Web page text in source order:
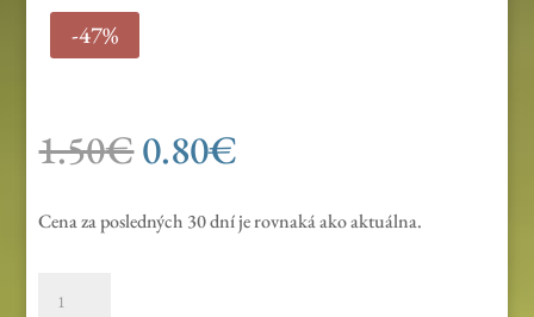
-47%
1.50€Pôvodná
cena
bola:
1.50€.
0.80€
je:
0.80€.
Cena za posledných 30 dní je rovnaká ako aktuálna.